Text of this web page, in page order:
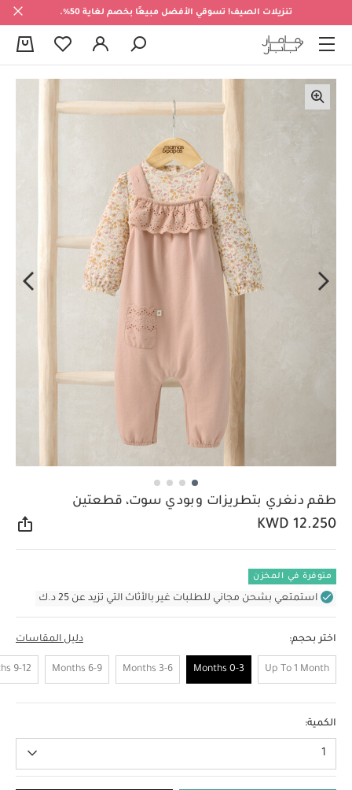
تنزيلات الصيف! تسوقي الأفضل مبيعًا بخصم لغاية 50%.
طقم دنغري بتطريزات وبودي سوت، قطعتين
KWD 12.250
متوفرة في المخزن
استمتعي بشحن مجاني للطلبات غير بالأثاث التي تزيد عن 25 د.ك
اختر بحجم: دليل المقاسات
Up To 1 Month
0-3 Months
3-6 Months
6-9 Months
9-12 Months
الكمية:
1